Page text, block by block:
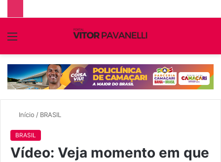
Menu
Início / BRASIL
BRASIL
Vídeo: Veja momento em que